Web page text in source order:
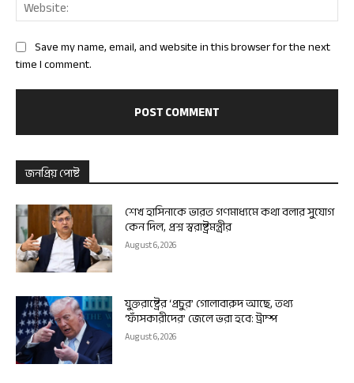
Save my name, email, and website in this browser for the next
time I comment.
জনপ্রিয় পোষ্ট
শেখ হাসিনাকে ভারত গণমাধ্যমে কথা বলার সুযোগ
কেন দিল, প্রশ্ন স্বরাষ্ট্রমন্ত্রীর
August 6, 2026
যুক্তরাষ্ট্রের ‘প্রচুর’ গোলাবারুদ আছে, তথ্য
‘ফাঁসকারীদের’ জেলে ভরা হবে: ট্রাম্প
August 6, 2026